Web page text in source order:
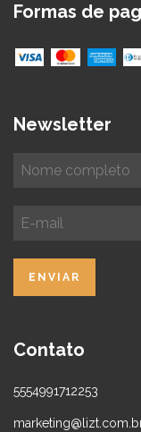
Formas de
Newsletter
Contato
5554991712253